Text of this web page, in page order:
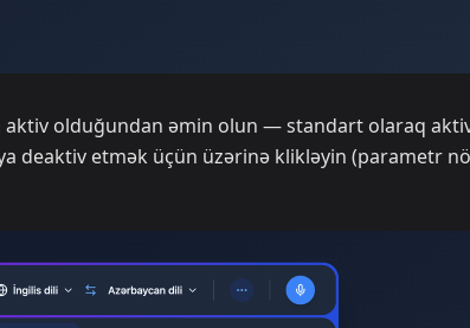
aktiv olduğundan əmin olun — standart olaraq
deaktiv etmək üçün üzərinə klikləyin (parametr